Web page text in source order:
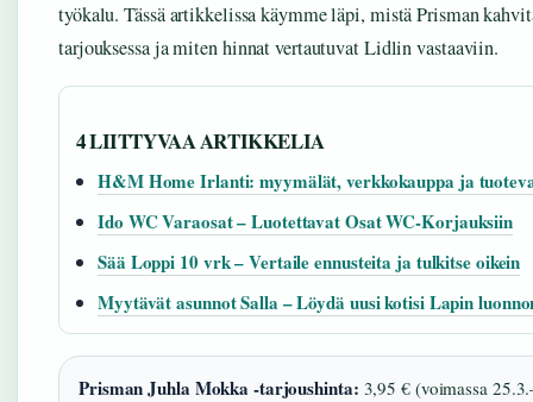
työkalu. Tässä artikkelissa käymme läpi, mistä Prisman
tarjouksessa ja miten hinnat vertautuvat Lidlin vastaaviin.
4 LIITTYVAA ARTIKKELIA
H&M Home Irlanti: myymälät, verkkokauppa ja
Ido WC Varaosat – Luotettavat Osat WC-Korjauksiin
Sää Loppi 10 vrk – Vertaile ennusteita ja tulkitse oikein
Myytävät asunnot Salla – Löydä uusi kotisi Lapin
Prisman Juhla Mokka -tarjoushinta: 3,95 € (voimassa